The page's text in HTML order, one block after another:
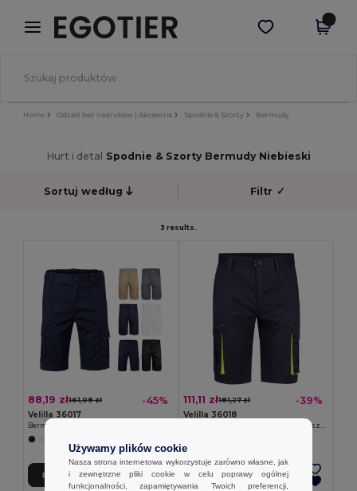
× Aplikacja Egotier
Lepsze ceny w aplikacji!
Pobierz app
Home Odzież bez nadruków | Akcesoria Spodnie & Szorty Bermudy
Hurt i detal Spodnie & Szorty Bermudy Niebieski
Sortuj według Filtr ✓
3 results.
88,19 zł161,09 zł -45%
Velilla 36017
Dodaj Do Koszyka
111,11 zł181,27 zł -39%
Velilla 36018
Elastyczne bermudy z wieloma kieszeniami (240 g/m²), z bawełny (46%), EME (38%) i poliestru (16%)
Dodaj Do Koszyka
Używamy plików cookie
Nasza strona internetowa wykorzystuje zarówno własne, jak
i zewnętrzne pliki cookie w celu poprawy ogólnej
funkcjonalności, zapamiętywania Twoich preferencji,